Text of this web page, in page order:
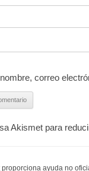
correo
Akismet para
proporciona ayuda no